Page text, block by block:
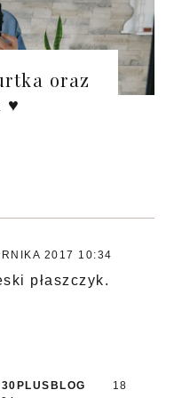
oraz
♥
2017 10:34
płaszczyk.
18